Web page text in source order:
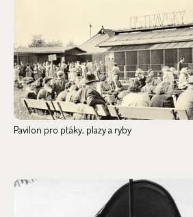
Pavilon pro ptáky, plazy a ryby